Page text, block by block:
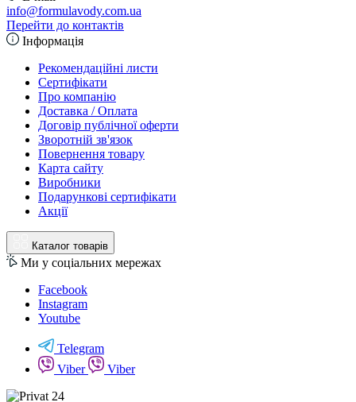
info@formulavody.com.ua
Перейти до контактів
Інформація
Рекомендаційні листи
Сертифікати
Про компанію
Доставка / Оплата
Договір публічної оферти
Зворотній зв'язок
Повернення товару
Карта сайту
Виробники
Подарункові сертифікати
Акції
Каталог товарів
Ми у соціальних мережах
Facebook
Instagram
Youtube
Telegram
Viber
Viber